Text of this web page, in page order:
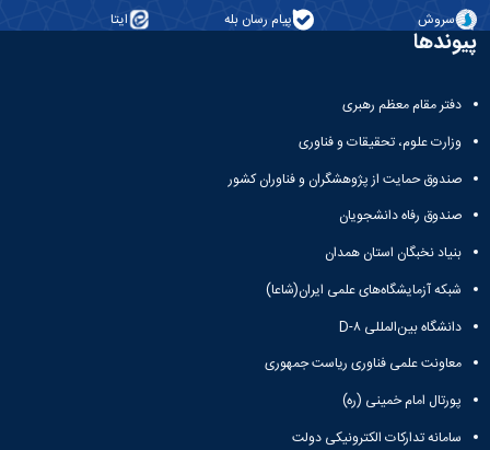
سروش پیام رسان بله ایتا
پیوندها
دفتر مقام معظم رهبری
وزارت علوم، تحقیقات و فناوری
صندوق حمایت از پژوهشگران و فناوران کشور
صندوق رفاه دانشجویان
بنیاد نخبگان استان همدان
شبکه آزمایشگاه‌های علمی ایران(شاعا)
دانشگاه بین‌المللی D-۸
معاونت علمی فناوری ریاست جمهوری
پورتال امام خمینی (ره)
سامانه تدارکات الکترونیکی دولت